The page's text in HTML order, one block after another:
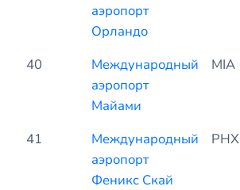
аэропорт
Орландо
40
Международный
аэропорт
Майами
MIA
41
Международный
аэропорт
Феникс Скай
PHX